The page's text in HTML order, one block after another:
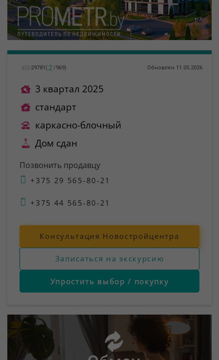
29781 ( 2 /969) Обновлен 11.05.2026
3 квартал 2025
стандарт
каркасно-блочный
Дом сдан
Позвонить продавцу
+375 29 565-80-21
+375 44 565-80-21
Консультация Новостройцентра
Записаться на экскурсию
Упростить выбор / покупку